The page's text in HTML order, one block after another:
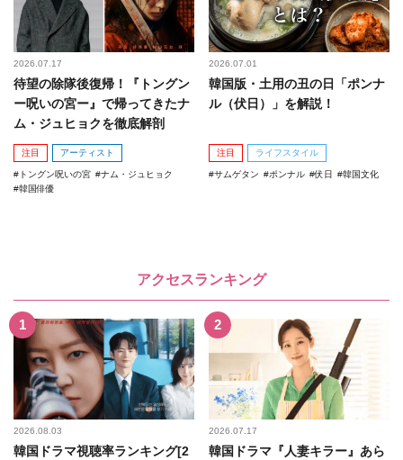
2026.07.17
待望の除隊後復帰！『トングン
ー呪いの宮ー』で帰ってきたナ
ム・ジュヒョクを徹底解剖
注目 アーティスト
トングン呪いの宮
ナム・ジュヒョク
韓国俳優
2026.07.01
韓国版・土用の丑の日「ポンナ
ル（伏日）」を解説！
注目 ライフスタイル
サムゲタン ポンナル 伏日 韓国文化
アクセスランキング
2026.08.03
韓国ドラマ視聴率ランキング[2
2026.07.17
韓国ドラマ『人妻キラー』あら